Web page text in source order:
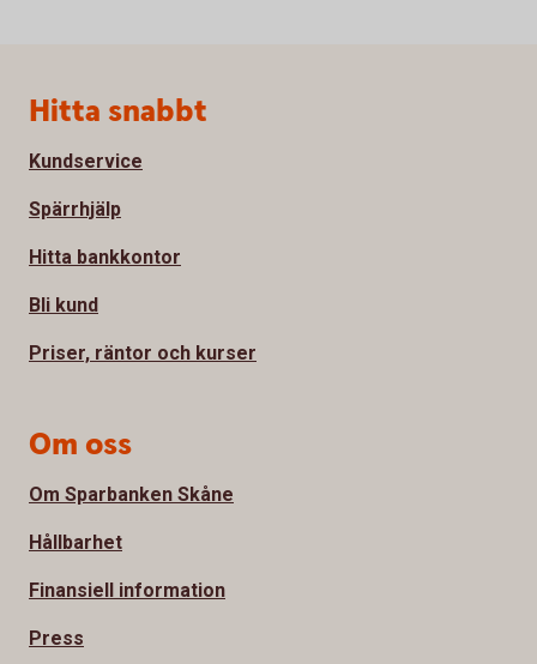
Sidfot
Hitta snabbt
Kundservice
Spärrhjälp
Hitta bankkontor
Bli kund
Priser, räntor och kurser
Om oss
Om Sparbanken Skåne
Hållbarhet
Finansiell information
Press